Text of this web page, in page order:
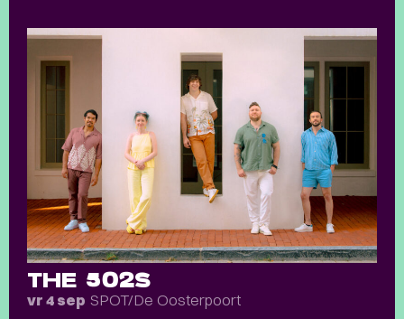
THE 502S
vr 4 sep SPOT/De Oosterpoort